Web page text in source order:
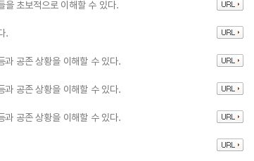
을 초보적으로 이해할 수 있다.
.
과 공존 상황을 이해할 수 있다.
과 공존 상황을 이해할 수 있다.
과 공존 상황을 이해할 수 있다.